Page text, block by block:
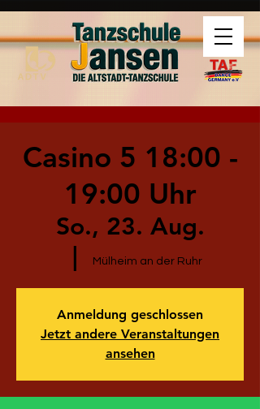
Casino 5 18:00 -
19:00 Uhr
So., 23. Aug.
Mülheim an der Ruhr
Anmeldung geschlossen
Jetzt andere Veranstaltungen
ansehen